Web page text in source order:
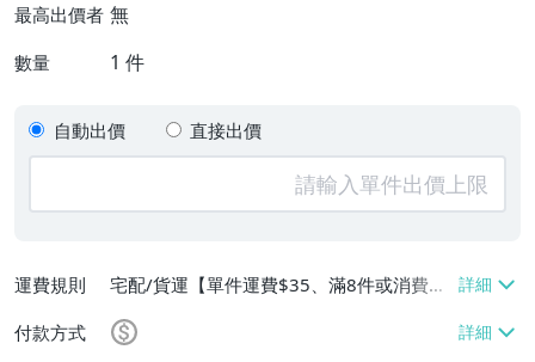
最高出價者 無
數量 1 件
自動出價 直接出價
運費規則
宅配/貨運【單件運費$35、滿8件或消費滿
$3500免運費】、郵局掛號【單件運費$3
5、滿8件或消費滿$3000免運費】
付款方式